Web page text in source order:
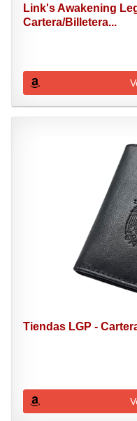
Link's Awakening
Cartera/Billetera...
Tiendas LGP -